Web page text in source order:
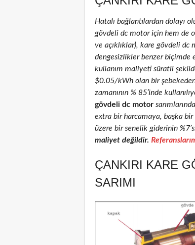
Hatalı bağlantılardan dolayı
gövdeli dc motor için hem de
ve açıklıklar), kare gövdeli dc
dengesizlikler benzer
kullanım maliyeti süratli
$0.05/kWh olan bir
zamanının % 85’inde
gövdeli dc motor
extra bir harcamaya, başka bir
üzere bir senelik giderinin
maliyet değildir.
ÇANKIRI KARE
SARIMI